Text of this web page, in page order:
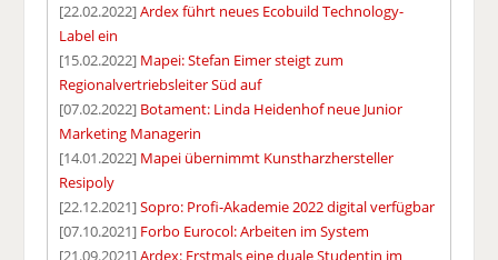
[22.02.2022]Ardex führt neues Ecobuild Technology-
Label ein
[15.02.2022] Mapei: Stefan Eimer steigt zum
Regionalvertriebsleiter Süd auf
[07.02.2022] Botament: Linda Heidenhof neue Junior
Marketing Managerin
[14.01.2022] Mapei übernimmt Kunstharzhersteller
Resipoly
[22.12.2021]Sopro: Profi-Akademie 2022 digital verfügbar
[07.10.2021] Forbo Eurocol: Arbeiten im System
[21.09.2021]Ardex: Erstmals eine duale Studentin im